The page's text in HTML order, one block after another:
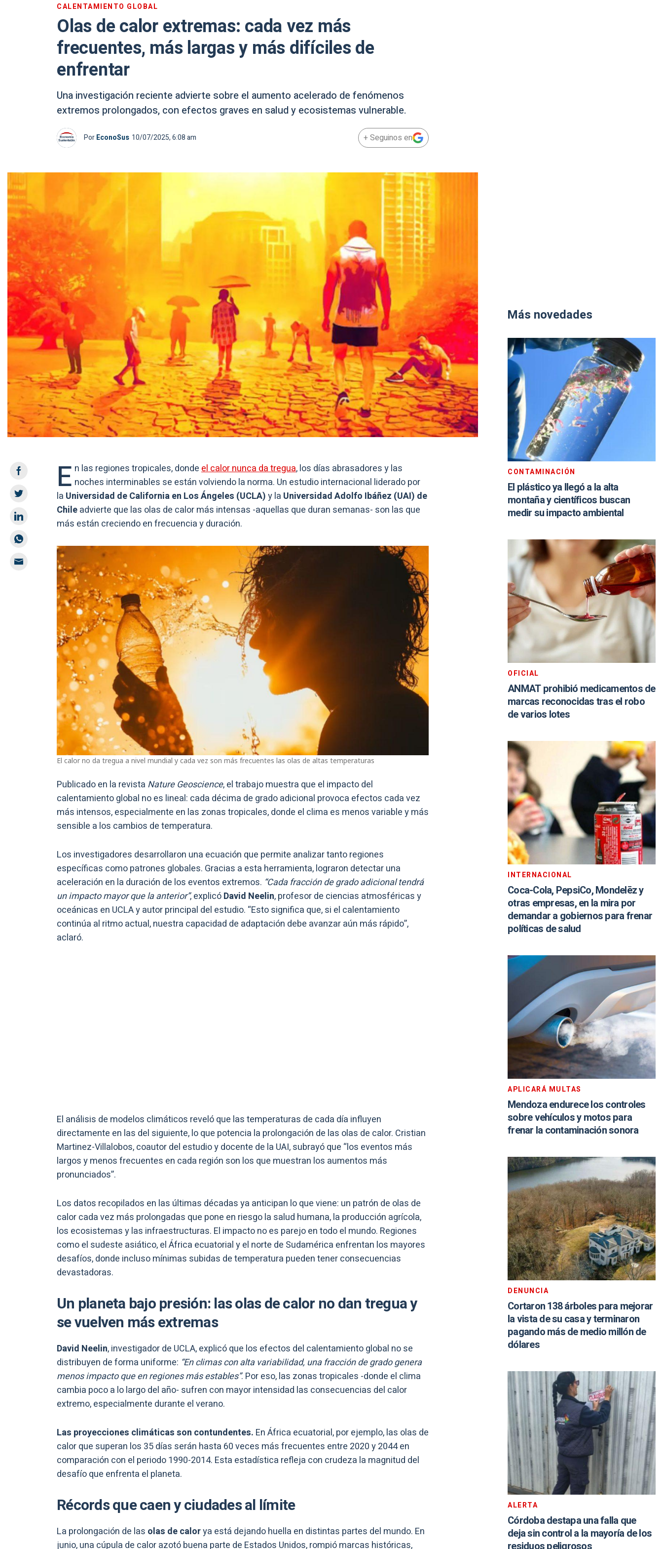
CALENTAMIENTO GLOBAL
Olas de calor extremas: cada vez más
frecuentes, más largas y más difíciles de
enfrentar
Una investigación reciente advierte sobre el aumento acelerado de fenómenos
extremos prolongados, con efectos graves en salud y ecosistemas vulnerable.
PorEconoSus 10/07/2025, 6:08 am + Seguinos en
E n las regiones tropicales, dondeel calor nunca da tregua, los días abrasadores y las
noches interminables se están volviendo la norma. Un estudio internacional liderado por
la Universidad de California en Los Ángeles (UCLA)y la Universidad Adolfo Ibáñez (UAI) de
Chileadvierte que las olas de calor más intensas -aquellas que duran semanas- son las que
más están creciendo en frecuencia y duración.
El calor no da tregua a nivel mundial y cada vez son más frecuentes las olas de altas temperaturas
Publicado en la revista Nature Geoscience, el trabajo muestra que el impacto del
calentamiento global no es lineal: cada décima de grado adicional provoca efectos cada vez
más intensos, especialmente en las zonas tropicales, donde el clima es menos variable y más
sensible a los cambios de temperatura.
Los investigadores desarrollaron una ecuación que permite analizar tanto regiones
específicas como patrones globales. Gracias a esta herramienta, lograron detectar una
aceleración en la duración de los eventos extremos. “Cada fracción de grado adicional tendrá
un impacto mayor que la anterior”, explicóDavid Neelin, profesor de ciencias atmosféricas y
oceánicas en UCLA y autor principal del estudio. “Esto significa que, si el calentamiento
continúa al ritmo actual, nuestra capacidad de adaptación debe avanzar aún más rápido”,
aclaró.
El análisis de modelos climáticos reveló que las temperaturas de cada día influyen
directamente en las del siguiente, lo que potencia la prolongación de las olas de calor. Cristian
Martinez-Villalobos, coautor del estudio y docente de la UAI, subrayó que “los eventos más
largos y menos frecuentes en cada región son los que muestran los aumentos más
pronunciados”.
Los datos recopilados en las últimas décadas ya anticipan lo que viene: un patrón de olas de
calor cada vez más prolongadas que pone en riesgo la salud humana, la producción agrícola,
los ecosistemas y las infraestructuras. El impacto no es parejo en todo el mundo. Regiones
como el sudeste asiático, el África ecuatorial y el norte de Sudamérica enfrentan los mayores
desafíos, donde incluso mínimas subidas de temperatura pueden tener consecuencias
devastadoras.
Un planeta bajo presión: las olas de calor no dan tregua y
se vuelven más extremas
David Neelin, investigador de UCLA, explicó que los efectos del calentamiento global no se
distribuyen de forma uniforme: “En climas con alta variabilidad, una fracción de grado genera
menos impacto que en regiones más estables”. Por eso, las zonas tropicales -donde el clima
cambia poco a lo largo del año- sufren con mayor intensidad las consecuencias del calor
extremo, especialmente durante el verano.
Las proyecciones climáticas son contundentes. En África ecuatorial, por ejemplo, las olas de
calor que superan los 35 días serán hasta 60 veces más frecuentes entre 2020 y 2044 en
comparación con el periodo 1990-2014. Esta estadística refleja con crudeza la magnitud del
desafío que enfrenta el planeta.
Récords que caen y ciudades al límite
La prolongación de las olas de calorya está dejando huella en distintas partes del mundo. En
junio, una cúpula de calor azotó buena parte de Estados Unidos, rompió marcas históricas,
Más novedades
CONTAMINACIÓN
El plástico ya llegó a la alta
montaña y científicos buscan
medir su impacto ambiental
OFICIAL
ANMAT prohibió medicamentos de
marcas reconocidas tras el robo
de varios lotes
INTERNACIONAL
Coca-Cola, PepsiCo, Mondelēz y
otras empresas, en la mira por
demandar a gobiernos para frenar
políticas de salud
APLICARÁ MULTAS
Mendoza endurece los controles
sobre vehículos y motos para
frenar la contaminación sonora
DENUNCIA
Cortaron 138 árboles para mejorar
la vista de su casa y terminaron
pagando más de medio millón de
dólares
ALERTA
Córdoba destapa una falla que
deja sin control a la mayoría de los